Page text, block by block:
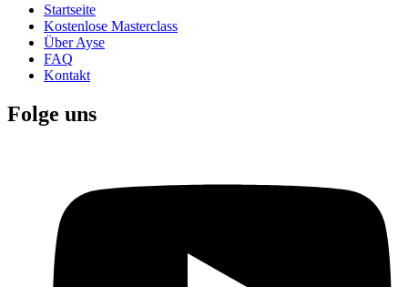
Startseite
Kostenlose Masterclass
Über Ayse
FAQ
Kontakt
Folge uns